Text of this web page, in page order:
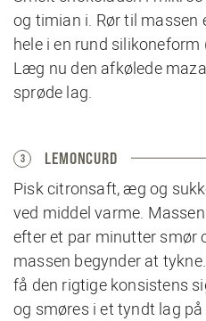
og timian i. Rør til massen
hele i en rund
Læg nu den afkølede
sprøde lag.
3 LEMONCURD
Pisk citronsaft, æg og
ved middel varme.
efter et par minutter smør
massen begynder at
få den rigtige konsistens
og smøres i et tyndt lag